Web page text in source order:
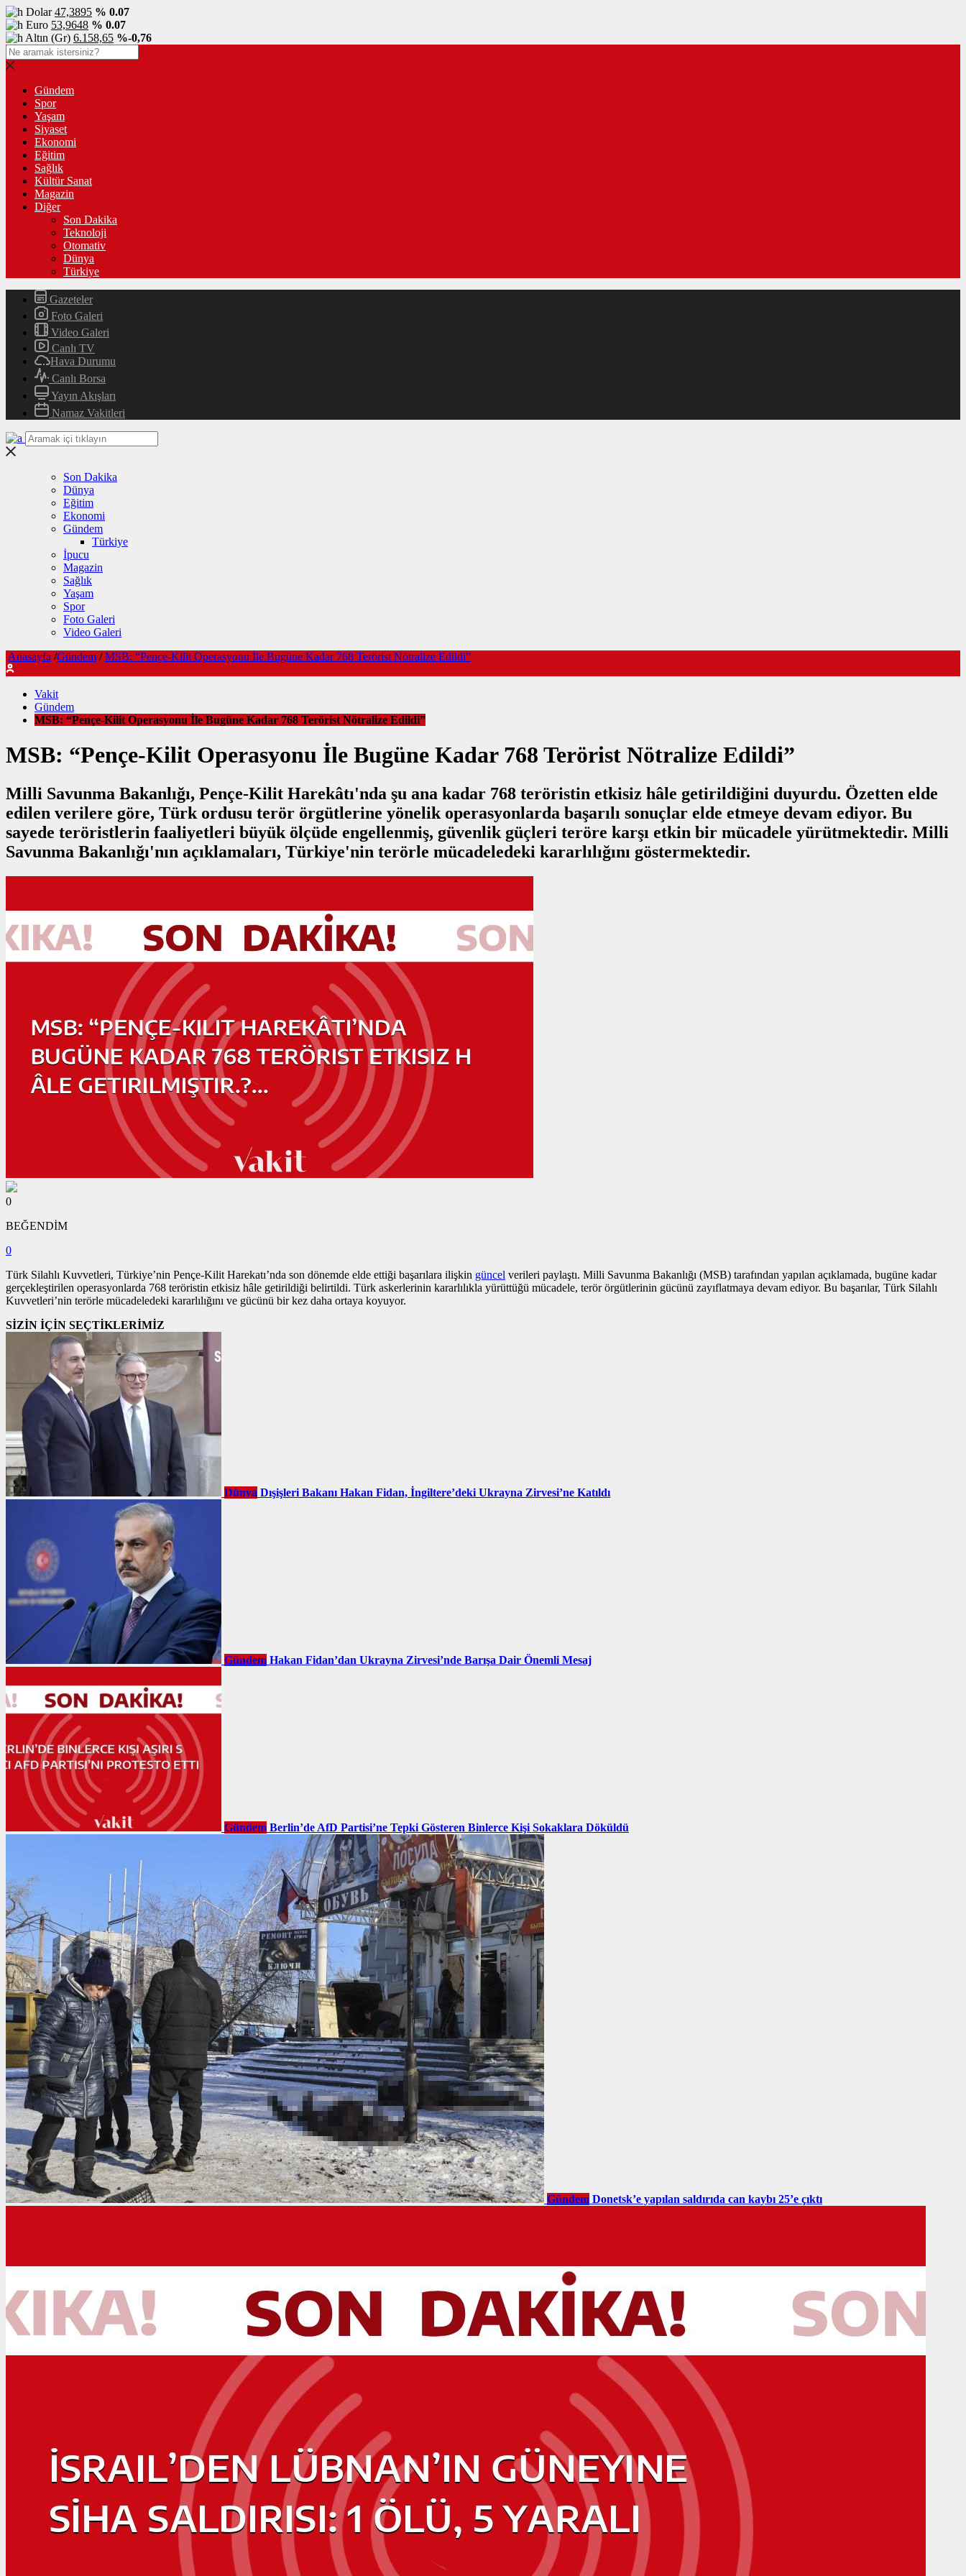
Dolar47,3895 % 0.07
Euro 53,9648 % 0.07
Altın (Gr) 6.158,65 %-0,76
Gündem
Spor
Yaşam
Siyaset
Ekonomi
Eğitim
Sağlık
Kültür Sanat
Magazin
Diğer
Son Dakika
Teknoloji
Otomativ
Dünya
Türkiye
Gazeteler
Foto Galeri
Video Galeri
Canlı TV
Hava Durumu
Canlı Borsa
Yayın Akışları
Namaz Vakitleri
Son Dakika
Dünya
Eğitim
Ekonomi
Gündem
Türkiye
İpucu
Magazin
Sağlık
Yaşam
Spor
Foto Galeri
Video Galeri
Anasayfa /Gündem / MSB: “Pençe-Kilit Operasyonu İle Bugüne Kadar 768 Terörist Nötralize Edildi”
Vakit
Gündem
MSB: “Pençe-Kilit Operasyonu İle Bugüne Kadar 768 Terörist Nötralize Edildi”
MSB: “Pençe-Kilit Operasyonu İle Bugüne Kadar 768 Terörist Nötralize Edildi”
Milli Savunma Bakanlığı, Pençe-Kilit Harekâtı'nda şu ana kadar 768 teröristin etkisiz hâle getirildiğini duyurdu. Özetten elde
edilen verilere göre, Türk ordusu terör örgütlerine yönelik operasyonlarda başarılı sonuçlar elde etmeye devam ediyor. Bu
sayede teröristlerin faaliyetleri büyük ölçüde engellenmiş, güvenlik güçleri teröre karşı etkin bir mücadele yürütmektedir. Milli
Savunma Bakanlığı'nın açıklamaları, Türkiye'nin terörle mücadeledeki kararlılığını göstermektedir.
0
BEĞENDİM
0
Türk Silahlı Kuvvetleri, Türkiye’nin Pençe-Kilit Harekatı’nda son dönemde elde ettiği başarılara ilişkin güncel verileri paylaştı. Milli Savunma Bakanlığı (MSB) tarafından yapılan açıklamada, bugüne kadar
gerçekleştirilen operasyonlarda 768 teröristin etkisiz hâle getirildiği belirtildi. Türk askerlerinin kararlılıkla yürüttüğü mücadele, terör örgütlerinin gücünü zayıflatmaya devam ediyor. Bu başarılar, Türk Silahlı
Kuvvetleri’nin terörle mücadeledeki kararlılığını ve gücünü bir kez daha ortaya koyuyor.
SİZİN İÇİN SEÇTİKLERİMİZ
Dünya Dışişleri Bakanı Hakan Fidan, İngiltere’deki Ukrayna Zirvesi’ne Katıldı
Gündem Hakan Fidan’dan Ukrayna Zirvesi’nde Barışa Dair Önemli Mesaj
Gündem Berlin’de AfD Partisi’ne Tepki Gösteren Binlerce Kişi Sokaklara Döküldü
Gündem Donetsk’e yapılan saldırıda can kaybı 25’e çıktı